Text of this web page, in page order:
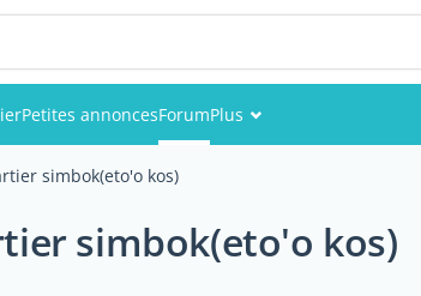
Petites annoncesForumPlus
Membres
simbok(eto'o kos)
simbok(eto'o kos)